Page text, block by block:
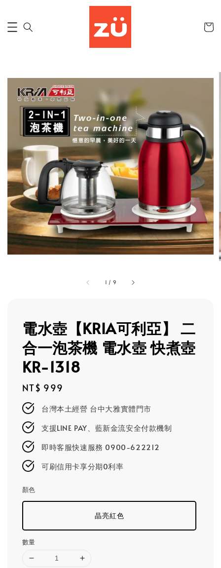
1 / 9
電水壺【KRIA可利亞】 二
合一泡茶機 電水壺 快煮壺
KR-1318
Regular
price
NT$ 999
台灣本土經營 台中大雅實體門市
支援LINE PAY、藍新金流安全付款機制
即時客服快速服務 0900-622212
可刷信用卡享分期0利率
顏色
晶亮紅色
數量